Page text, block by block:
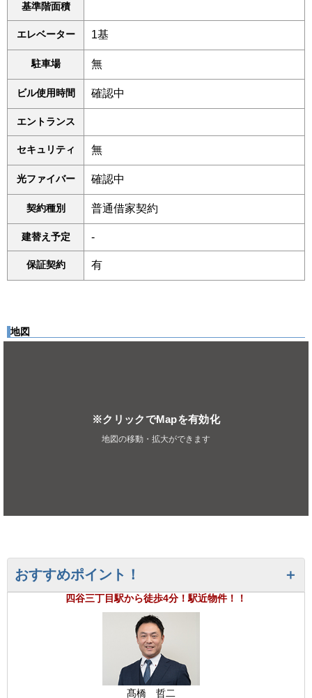
基準階面積
エレベーター 1基
駐車場 無
ビル使用時間 確認中
エントランス
セキュリティ 無
光ファイバー 確認中
契約種別 普通借家契約
建替え予定 -
保証契約 有
地図
※クリックでMapを有効化
地図の移動・拡大ができます
おすすめポイント！
四谷三丁目駅から徒歩4分！駅近物件！！
髙橋 哲二